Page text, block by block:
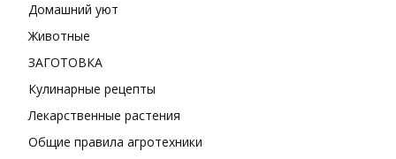
Домашний уют
Животные
ЗАГОТОВКА
Кулинарные рецепты
Лекарственные растения
Общие правила агротехники